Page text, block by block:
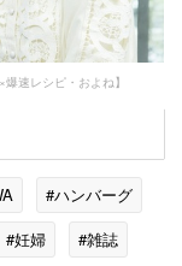
速レシピ・およね】
#ハンバーグ
#妊婦
#雑誌